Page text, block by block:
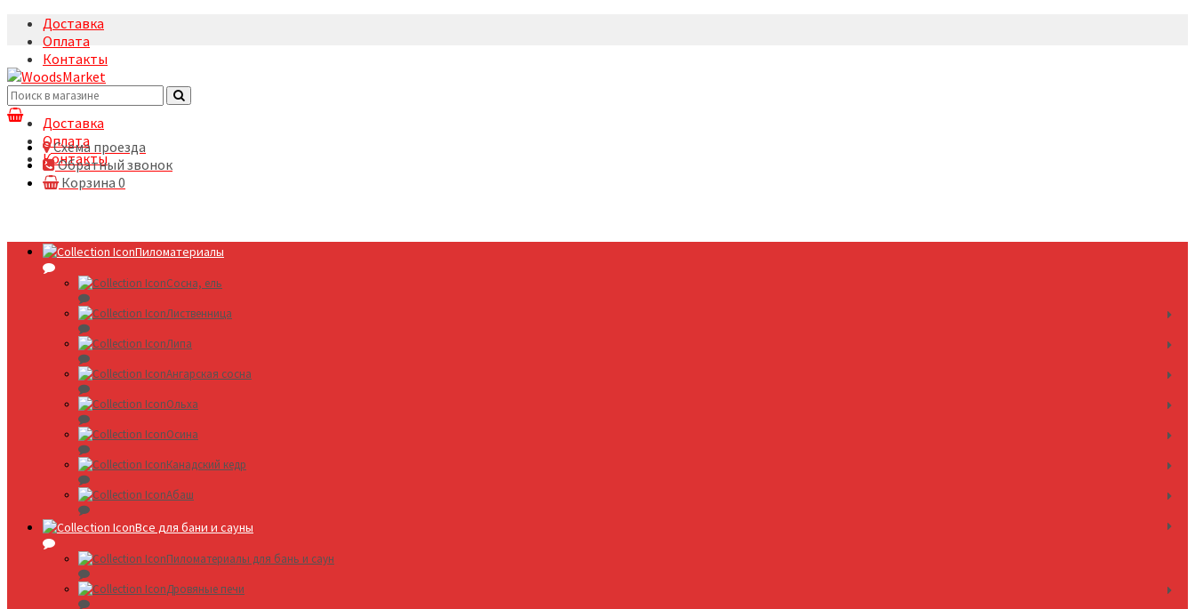
Доставка
Оплата
Контакты
+7(495)5322633
Доставка
Оплата
Контакты
Схема проезда
Обратный звонок
Корзина 0
Пиломатериалы
Сосна, ель
Лиственница
Липа
Ангарская сосна
Ольха
Осина
Канадский кедр
Абаш
Все для бани и сауны
Пиломатериалы для бань и саун
Дровяные печи